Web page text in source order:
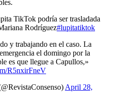
TikTok podría ser trasladada
Rodríguez#lupitatiktok
y trabajando en el caso. La
el domingo por la
es que llegue a Capullos,»
R5nxirFneV
April 28,